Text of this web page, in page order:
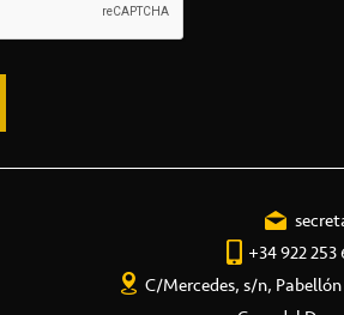
+34 922 253
C/Mercedes, s/n,